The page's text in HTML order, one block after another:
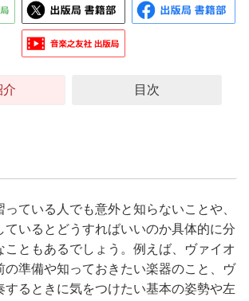
介 目次
っている人でも意外と知らないことや、
ているとどうすればいいのか具体的に分
こともあるでしょう。例えば、ヴァイオ
の準備や知っておきたい楽器のこと、ヴ
するときに気をつけたい基本の姿勢や左